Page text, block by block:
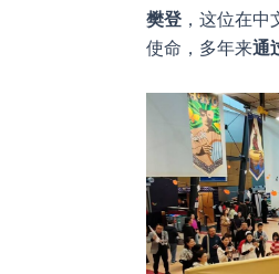
樊登 ，这位在
使命，多年来通